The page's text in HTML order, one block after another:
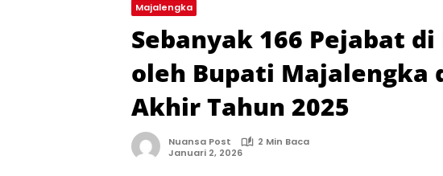
Majalengka
Sebanyak 166 Pejabat
oleh Bupati Majalengka
Akhir Tahun 2025
Nuansa Post
2 Min Baca
Januari 2, 2026